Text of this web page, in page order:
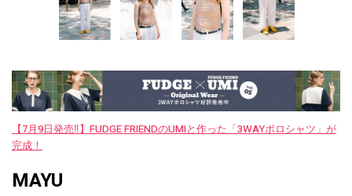
【7月9日発売‼︎】FUDGE FRIENDのUMIと作った「3WAYポロシャツ」が
完成！
MAYU